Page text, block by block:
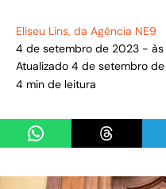
Eliseu Lins, da Agência NE9
4 de setembro de 2023 - às
Atualizado 4 de setembro de
4 min de leitura
Share on WhatsApp
Share on